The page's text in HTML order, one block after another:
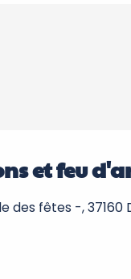
et feu
des fêtes -, 37160